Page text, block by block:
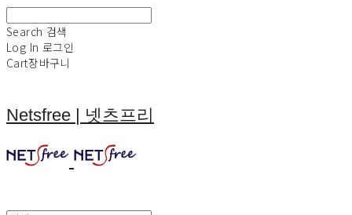
Search 검색
Log In 로그인
Cart장바구니
Netsfree | 넷츠프리